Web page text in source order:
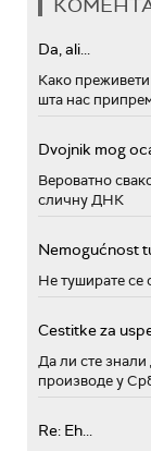
Da, ali...
Како
шта нас
Dvojnik mog
Вероватно
сличну ДНК
Nemogućnost
Не туширате се
Cestitke za
Да ли сте
производе у
Re: Eh...